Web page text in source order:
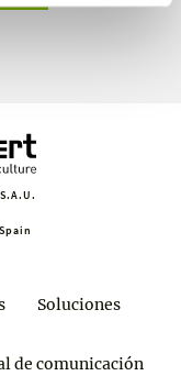
Soluciones
de comunicación